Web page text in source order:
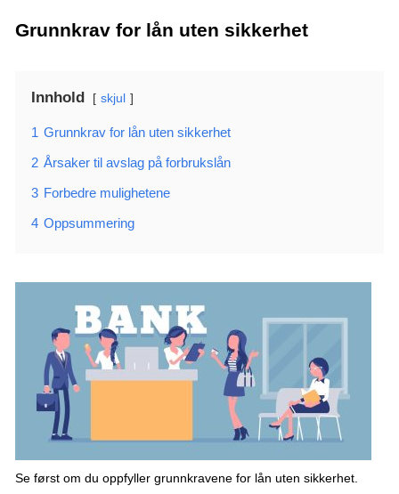
Grunnkrav for lån uten sikkerhet
Innhold skjul
1 Grunnkrav for lån uten sikkerhet
2 Årsaker til avslag på forbrukslån
3 Forbedre mulighetene
4 Oppsummering
Se først om du oppfyller grunnkravene for lån uten sikkerhet.